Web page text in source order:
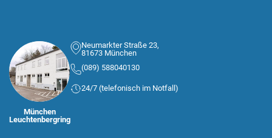
München
Leuchtenbergring
Neumarkter Straße 23,
81673 München
(089) 588040130
24/7 (telefonisch im Notfall)